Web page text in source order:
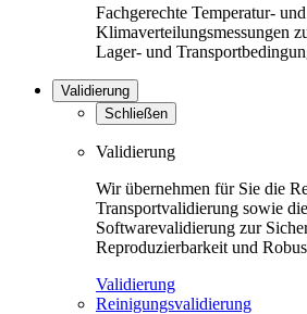
Fachgerechte Temperatur- und
Klimaverteilungsmessungen
Lager- und
Validierung
Schließen
Validierung
Wir übernehmen für Sie die
Transportvalidierung sowie
Softwarevalidierung zur
Reproduzierbarkeit und
Validierung
Reinigungsvalidierung